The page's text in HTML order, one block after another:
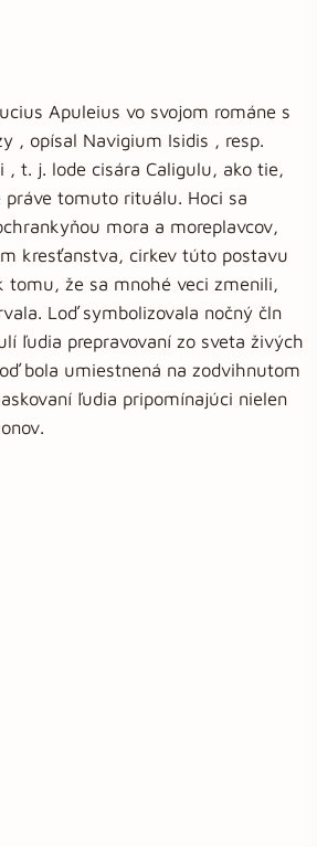
Apuleius vo svojom románe s
, opísal Navigium Isidis , resp.
t. j. lode cisára Caligulu, ako tie,
práve tomuto rituálu. Hoci sa
mora a moreplavcov,
kresťanstva, cirkev túto postavu
tomu, že sa mnohé veci zmenili,
Loď symbolizovala nočný čln
ľudia prepravovaní zo sveta živých
bola umiestnená na zodvihnutom
ľudia pripomínajúci nielen